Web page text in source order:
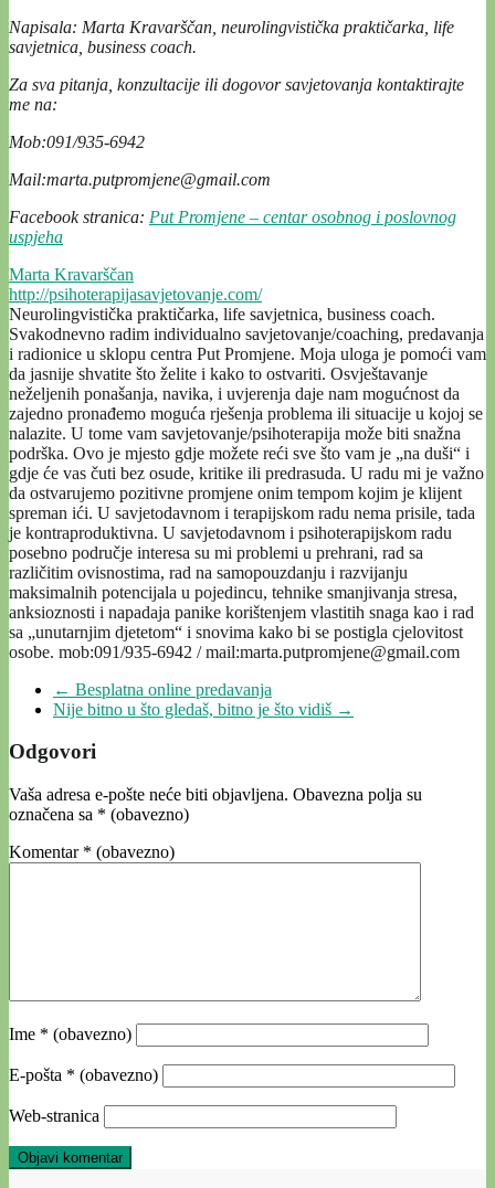
Napisala: Marta Kravarščan, neurolingvistička praktičarka, life
savjetnica, business coach.
Za sva pitanja, konzultacije ili dogovor savjetovanja kontaktirajte
me na:
Mob:091/935-6942
Mail:marta.putpromjene@gmail.com
Facebook stranica: Put Promjene – centar osobnog i poslovnog
uspjeha
Marta Kravarščan
http://psihoterapijasavjetovanje.com/
Neurolingvistička praktičarka, life savjetnica, business coach.
Svakodnevno radim individualno savjetovanje/coaching, predavanja
i radionice u sklopu centra Put Promjene. Moja uloga je pomoći vam
da jasnije shvatite što želite i kako to ostvariti. Osvještavanje
neželjenih ponašanja, navika, i uvjerenja daje nam mogućnost da
zajedno pronađemo moguća rješenja problema ili situacije u kojoj se
nalazite. U tome vam savjetovanje/psihoterapija može biti snažna
podrška. Ovo je mjesto gdje možete reći sve što vam je „na duši“ i
gdje će vas čuti bez osude, kritike ili predrasuda. U radu mi je važno
da ostvarujemo pozitivne promjene onim tempom kojim je klijent
spreman ići. U savjetodavnom i terapijskom radu nema prisile, tada
je kontraproduktivna. U savjetodavnom i psihoterapijskom radu
posebno područje interesa su mi problemi u prehrani, rad sa
različitim ovisnostima, rad na samopouzdanju i razvijanju
maksimalnih potencijala u pojedincu, tehnike smanjivanja stresa,
anksioznosti i napadaja panike korištenjem vlastitih snaga kao i rad
sa „unutarnjim djetetom“ i snovima kako bi se postigla cjelovitost
osobe. mob:091/935-6942 / mail:marta.putpromjene@gmail.com
← Besplatna online predavanja
Nije bitno u što gledaš, bitno je što vidiš →
Odgovori
Vaša adresa e-pošte neće biti objavljena. Obavezna polja su
označena sa * (obavezno)
Komentar * (obavezno)
Ime * (obavezno)
E-pošta * (obavezno)
Web-stranica